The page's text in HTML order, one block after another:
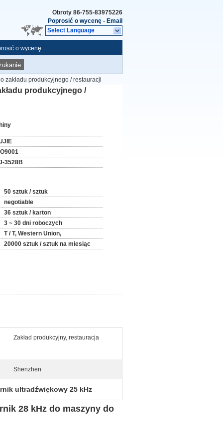
Obroty 86-755-83975226
Poprosić o wycenę - Email
Select Language
o wycenę
zakładu produkcyjnego / restauracji
produkcyjnego /
3528B
50 sztuk / sztuk
negotiable
36 sztuk / karton
3 ~ 30 dni roboczych
T / T, Western Union,
20000 sztuk / sztuk na miesiąc
Zakład produkcyjny, restauracja
Shenzhen
ultradźwiękowy 25 kHz
28 kHz do maszyny do